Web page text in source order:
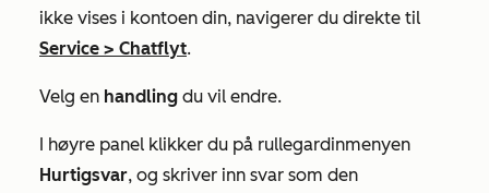
ikke vises i kontoen din, navigerer du direkte til
Service > Chatflyt.
Velg en handling du vil endre.
I høyre panel klikker du på rullegardinmenyen
Hurtigsvar, og skriver inn svar som den